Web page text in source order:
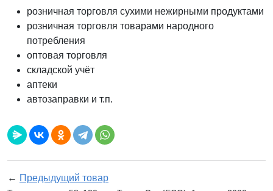
розничная торговля сухими нежирными продуктами
розничная торговля товарами народного
потребления
оптовая торговля
складской учёт
аптеки
автозаправки и т.п.
← Предыдущий товар